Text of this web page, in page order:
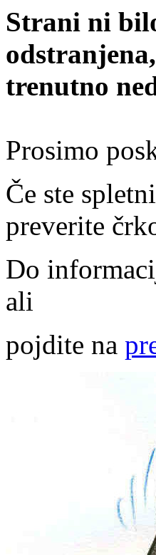
Strani ni
trenutno
Prosimo
Če ste
preverite
Do
ali
pojdite na